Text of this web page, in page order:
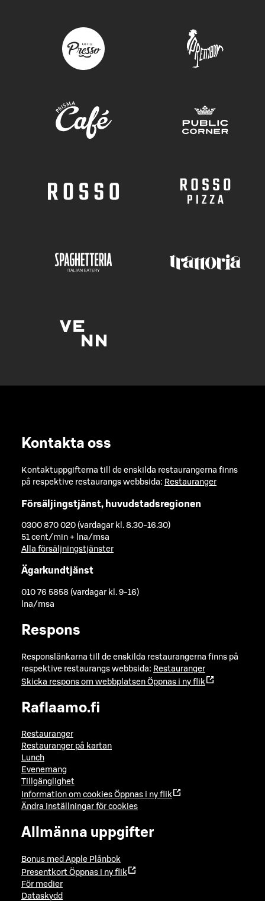
Kontakta oss
Kontaktuppgifterna till de enskilda restaurangerna finns
på respektive restaurangs webbsida: Restauranger
Försäljingstjänst, huvudstadsregionen
0300 870 020 (vardagar kl. 8.30-16.30)
51 cent/min + lna/msa
Alla försäljningstjänster
Ägarkundtjänst
010 76 5858 (vardagar kl. 9-16)
lna/msa
Respons
Responslänkarna till de enskilda restaurangerna finns på
respektive restaurangs webbsida: Restauranger
Skicka respons om webbplatsen Öppnas i ny flik
Raflaamo.fi
Restauranger
Restauranger på kartan
Lunch
Evenemang
Tillgänglighet
Information om cookies Öppnas i ny flik
Ändra inställningar för cookies
Allmänna uppgifter
Bonus med Apple Plånbok
Presentkort Öppnas i ny flik
För medier
Dataskydd